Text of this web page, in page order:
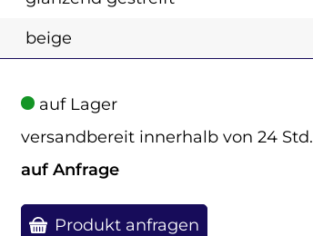
beige
auf Lager
versandbereit innerhalb von 24 Std.
auf Anfrage
Produkt anfragen